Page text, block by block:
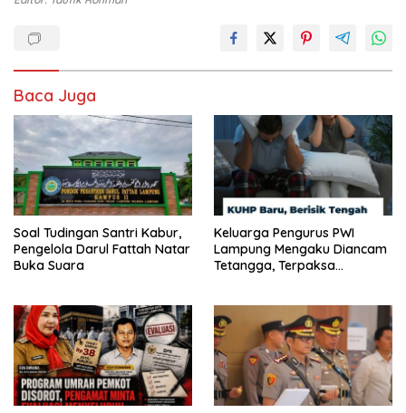
Baca Juga
Soal Tudingan Santri Kabur,
Pengelola Darul Fattah Natar
Buka Suara
Keluarga Pengurus PWI
Lampung Mengaku Diancam
Tetangga, Terpaksa